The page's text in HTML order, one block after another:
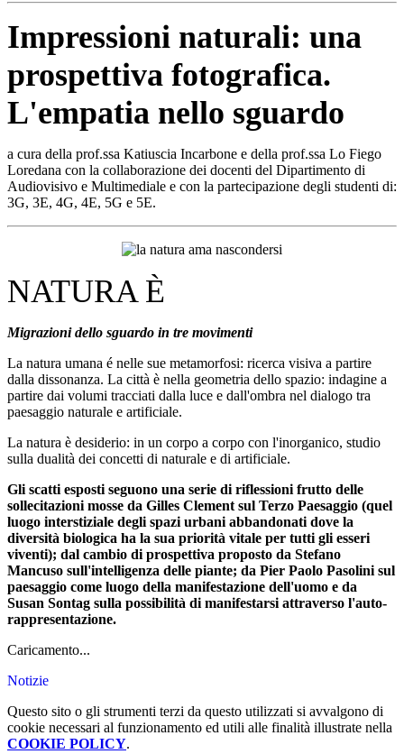
Impressioni naturali: una
prospettiva fotografica.
L'empatia nello sguardo
a cura della prof.ssa Katiuscia Incarbone e della prof.ssa Lo Fiego
Loredana con la collaborazione dei docenti del Dipartimento di
Audiovisivo e Multimediale e con la partecipazione degli studenti di:
3G, 3E, 4G, 4E, 5G e 5E.
NATURA È
Migrazioni dello sguardo in tre movimenti
La natura umana é nelle sue metamorfosi: ricerca visiva a partire
dalla dissonanza. La città è nella geometria dello spazio: indagine a
partire dai volumi tracciati dalla luce e dall'ombra nel dialogo tra
paesaggio naturale e artificiale.
La natura è desiderio: in un corpo a corpo con l'inorganico, studio
sulla dualità dei concetti di naturale e di artificiale.
Gli scatti esposti seguono una serie di riflessioni frutto delle
sollecitazioni mosse da Gilles Clement sul Terzo Paesaggio (quel
luogo interstiziale degli spazi urbani abbandonati dove la
diversità biologica ha la sua priorità vitale per tutti gli esseri
viventi); dal cambio di prospettiva proposto da Stefano
Mancuso sull'intelligenza delle piante; da Pier Paolo Pasolini sul
paesaggio come luogo della manifestazione dell'uomo e da
Susan Sontag sulla possibilità di manifestarsi attraverso l'auto-
rappresentazione.
Caricamento...
Notizie
Questo sito o gli strumenti terzi da questo utilizzati si avvalgono di
cookie necessari al funzionamento ed utili alle finalità illustrate nella
COOKIE POLICY.